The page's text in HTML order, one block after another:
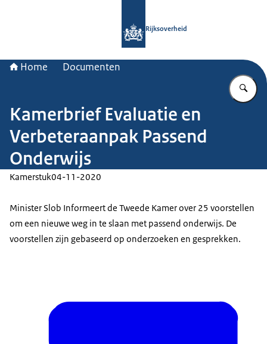
Rijksoverheid
Home Documenten
Kamerbrief Evaluatie en
Verbeteraanpak Passend
Onderwijs
Kamerstuk04-11-2020
Minister Slob Informeert de Tweede Kamer over 25 voorstellen
om een nieuwe weg in te slaan met passend onderwijs. De
voorstellen zijn gebaseerd op onderzoeken en gesprekken.